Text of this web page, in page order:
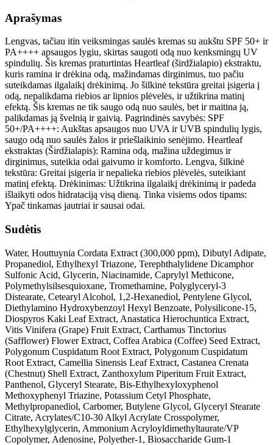
Aprašymas
Lengvas, tačiau itin veiksmingas saulės kremas su aukštu SPF 50+ ir
PA++++ apsaugos lygiu, skirtas saugoti odą nuo kenksmingų UV
spindulių. Šis kremas praturtintas Heartleaf (širdžialapio) ekstraktu,
kuris ramina ir drėkina odą, mažindamas dirginimus, tuo pačiu
suteikdamas ilgalaikį drėkinimą. Jo šilkinė tekstūra greitai įsigeria į
odą, nepalikdama riebios ar lipnios plėvelės, ir užtikrina matinį
efektą. Šis kremas ne tik saugo odą nuo saulės, bet ir maitina ją,
palikdamas ją švelnią ir gaivią. Pagrindinės savybės: SPF
50+/PA++++: Aukštas apsaugos nuo UVA ir UVB spindulių lygis,
saugo odą nuo saulės žalos ir priešlaikinio senėjimo. Heartleaf
ekstraktas (Širdžialapis): Ramina odą, mažina uždegimus ir
dirginimus, suteikia odai gaivumo ir komforto. Lengva, šilkinė
tekstūra: Greitai įsigeria ir nepalieka riebios plėvelės, suteikiant
matinį efektą. Drėkinimas: Užtikrina ilgalaikį drėkinimą ir padeda
išlaikyti odos hidrataciją visą dieną. Tinka visiems odos tipams:
Ypač tinkamas jautriai ir sausai odai.
Sudėtis
Water, Houttuynia Cordata Extract (300,000 ppm), Dibutyl Adipate,
Propanediol, Ethylhexyl Triazone, Terephthalylidene Dicamphor
Sulfonic Acid, Glycerin, Niacinamide, Caprylyl Methicone,
Polymethylsilsesquioxane, Tromethamine, Polyglyceryl-3
Distearate, Cetearyl Alcohol, 1,2-Hexanediol, Pentylene Glycol,
Diethylamino Hydroxybenzoyl Hexyl Benzoate, Polysilicone-15,
Diospyros Kaki Leaf Extract, Anastatica Hierochuntica Extract,
Vitis Vinifera (Grape) Fruit Extract, Carthamus Tinctorius
(Safflower) Flower Extract, Coffea Arabica (Coffee) Seed Extract,
Polygonum Cuspidatum Root Extract, Polygonum Cuspidatum
Root Extract, Camellia Sinensis Leaf Extract, Castanea Crenata
(Chestnut) Shell Extract, Zanthoxylum Piperitum Fruit Extract,
Panthenol, Glyceryl Stearate, Bis-Ethylhexyloxyphenol
Methoxyphenyl Triazine, Potassium Cetyl Phosphate,
Methylpropanediol, Carbomer, Butylene Glycol, Glyceryl Stearate
Citrate, Acrylates/C10-30 Alkyl Acrylate Crosspolymer,
Ethylhexylglycerin, Ammonium Acryloyldimethyltaurate/VP
Copolymer, Adenosine, Polyether-1, Biosaccharide Gum-1